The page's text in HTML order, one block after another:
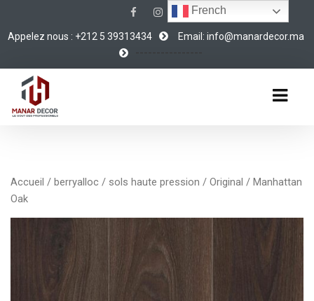
Appelez nous : +212 5 39313434 Email: info@manardecor.ma
Accueil / berryalloc / sols haute pression / Original / Manhattan
Oak
French